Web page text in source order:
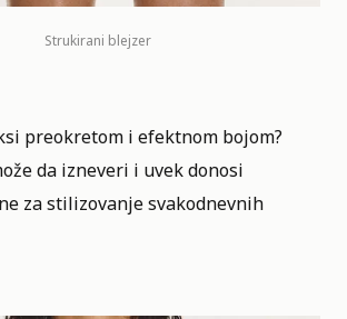
Strukirani blejzer
preokretom i efektnom bojom?
da izneveri i uvek donosi
za stilizovanje svakodnevnih